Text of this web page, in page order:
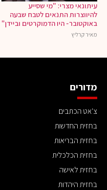
עיתונאי מצרי: "מי שסייע
להיווצרות התנאים לטבח שבעה
באוקטובר- היו הדמוקרטים וביידן"
מאיר קרליץ
מדורים
צ'אט הכתבים
בחזית החדשות
בחזית הבריאות
בחזית הכלכלית
בחזית לאישה
בחזית היהדות